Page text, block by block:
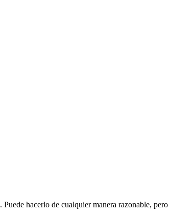
. Puede hacerlo de cualquier manera razonable,